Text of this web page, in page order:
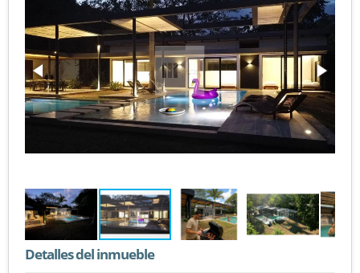
Detalles del inmueble